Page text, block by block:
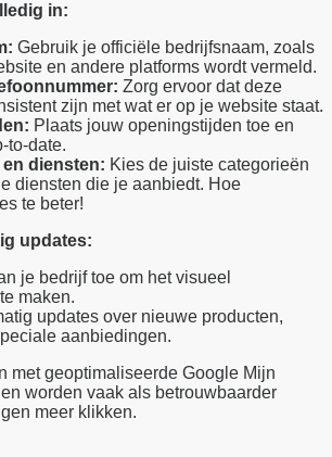
in:
Gebruik je officiële bedrijfsnaam, zoals
en andere platforms wordt vermeld.
Zorg ervoor dat deze
zijn met wat er op je website staat.
Plaats jouw openingstijden toe en
to-date.
diensten: Kies de juiste categorieën
diensten die je aanbiedt. Hoe
te beter!
updates:
je bedrijf toe om het visueel
maken.
updates over nieuwe producten,
aanbiedingen.
met geoptimaliseerde Google Mijn
worden vaak als betrouwbaarder
meer klikken.